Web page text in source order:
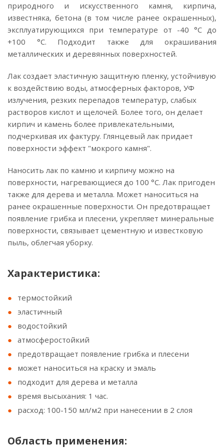
природного и искусственного камня, кирпича,
известняка, бетона (в том числе ранее окрашенных),
эксплуатирующихся при температуре от -40 °С до
+100 °С. Подходит также для окрашивания
металлических и деревянных поверхностей.
Лак создает эластичную защитную пленку, устойчивую
к воздействию воды, атмосферных факторов, УФ
излучения, резких перепадов температур, слабых
растворов кислот и щелочей. Более того, он делает
кирпич и камень более привлекательными,
подчеркивая их фактуру. Глянцевый лак придает
поверхности эффект "мокрого камня".
Наносить лак по камню и кирпичу можно на
поверхности, нагревающиеся до 100 °С. Лак пригоден
также для дерева и металла. Может наноситься на
ранее окрашенные поверхности. Он предотвращает
появление грибка и плесени, укрепляет минеральные
поверхности, связывает цементную и известковую
пыль, облегчая уборку.
Характеристика:
термостойкий
эластичный
водостойкий
атмосферостойкий
предотвращает появление грибка и плесени
может наноситься на краску и эмаль
подходит для дерева и металла
время высыхания: 1 час.
расход: 100-150 мл/м2 при нанесении в 2 слоя
Область применения: